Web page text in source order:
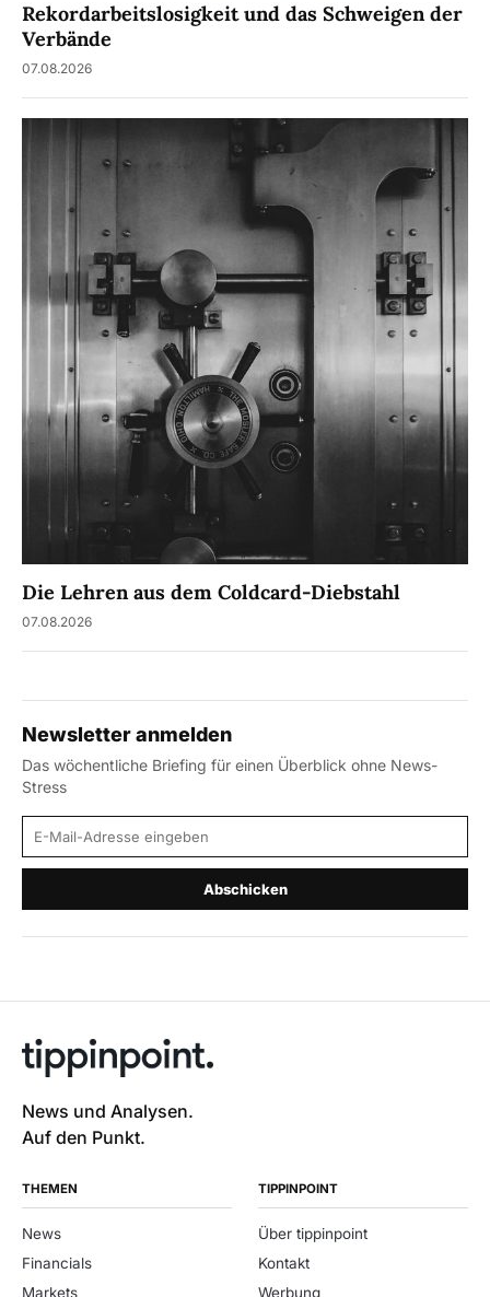
Rekordarbeitslosigkeit und das Schweigen der
Verbände
07.08.2026
Die Lehren aus dem Coldcard-Diebstahl
07.08.2026
Newsletter anmelden
Das wöchentliche Briefing für einen Überblick ohne News-
Stress
E-Mail-Adresse
Abschicken
News und Analysen.
Auf den Punkt.
THEMEN
News
Financials
Markets
TIPPINPOINT
Über tippinpoint
Kontakt
Werbung